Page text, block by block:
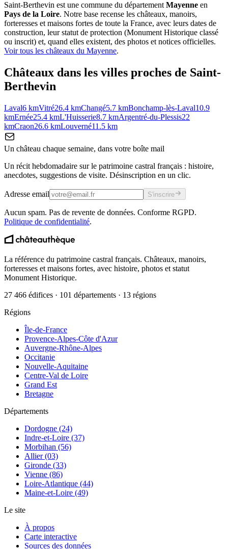
Saint-Berthevin est une commune du départementMayenne en
Pays de la Loire. Notre base recense les châteaux, manoirs,
forteresses et maisons fortes de toute la France, avec leurs dates de
construction, leur statut de protection (Monument Historique classé
ou inscrit) et, quand elles existent, des photos et notices officielles.
Voir tous les châteaux du Mayenne.
Châteaux dans les villes proches de Saint-
Berthevin
Laval6 kmVitré26.4 kmChangé5.7 kmBonchamp-lès-Laval10.9
kmErnée25.4 kmL'Huisserie8.7 kmArgentré-du-Plessis22
kmCraon26.6 kmLouverné11.5 km
Un château chaque semaine, dans votre boîte mail
Un récit hebdomadaire sur le patrimoine castral français : histoire,
anecdotes, suggestions de visite. Désinscription en un clic.
Adresse email S'inscrire
Aucun spam. Pas de revente de données. Conforme RGPD.
Politique de confidentialité.
La référence du patrimoine castral français. Châteaux, manoirs,
forteresses et maisons fortes, avec histoire, photos et statut
Monument Historique.
27 466 édifices · 101 départements · 13 régions
Régions
Île-de-France
Provence-Alpes-Côte d'Azur
Auvergne-Rhône-Alpes
Occitanie
Nouvelle-Aquitaine
Centre-Val de Loire
Grand Est
Bretagne
Départements
Dordogne (24)
Indre-et-Loire (37)
Morbihan (56)
Allier (03)
Gironde (33)
Vienne (86)
Loire-Atlantique (44)
Maine-et-Loire (49)
Le site
À propos
Carte interactive
Sources des données